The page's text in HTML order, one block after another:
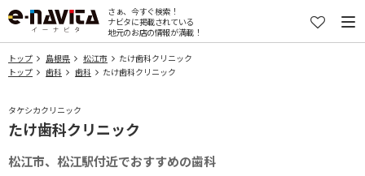
さぁ、今すぐ検索！
ナビタに掲載されている
地元のお店の情報が満載！
トップ 島根県 松江市
たけ歯科クリニック
トップ
歯科 歯科 たけ歯科クリニック
タケシカクリニック
たけ歯科クリニック
松江市、松江駅付近でおすすめの歯科